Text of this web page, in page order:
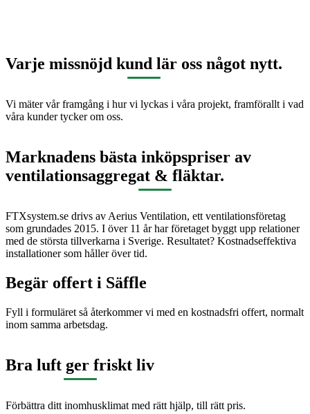
Varje missnöjd kund lär oss något nytt.
Vi mäter vår framgång i hur vi lyckas i våra projekt, framförallt i vad
våra kunder tycker om oss.
Marknadens bästa inköpspriser av
ventilationsaggregat & fläktar.
FTXsystem.se drivs av Aerius Ventilation, ett ventilationsföretag
som grundades 2015. I över 11 år har företaget byggt upp relationer
med de största tillverkarna i Sverige. Resultatet? Kostnadseffektiva
installationer som håller över tid.
Begär offert i Säffle
Fyll i formuläret så återkommer vi med en kostnadsfri offert, normalt
inom samma arbetsdag.
Bra luft ger friskt liv
Förbättra ditt inomhusklimat med rätt hjälp, till rätt pris.